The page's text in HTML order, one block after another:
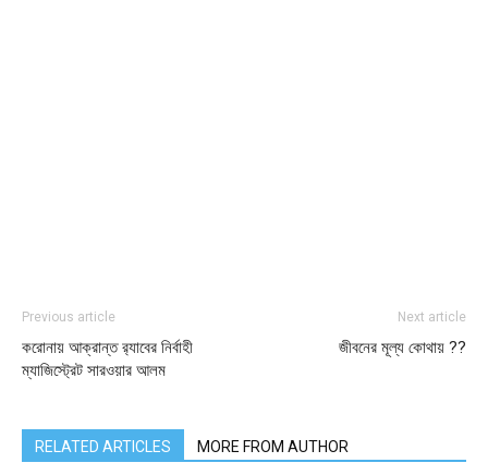
Previous article
করোনায় আক্রান্ত র‌্যাবের নির্বাহী
ম্যাজিস্ট্রেট সারওয়ার আলম
Next article
জীবনের মূল্য কোথায় ??
RELATED ARTICLES MORE FROM AUTHOR